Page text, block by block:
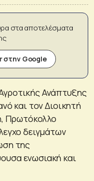
στα αποτελέσματα
στην Google
Ανάπτυξης
και τον Διοικητή
Πρωτόκολλο
δειγμάτων
της
ενωσιακή και